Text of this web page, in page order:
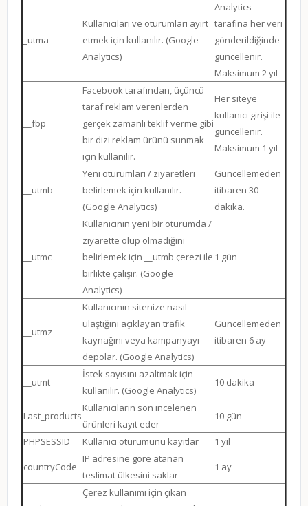
_utma
Kullanıcıları ve oturumları ayırt
etmek için kullanılır. (Google
Analytics)
Analytics
tarafına her veri
gönderildiğinde
güncellenir.
Maksimum 2 yıl
__fbp
Facebook tarafından, üçüncü
taraf reklam verenlerden
gerçek zamanlı teklif verme gibi
bir dizi reklam ürünü sunmak
için kullanılır.
Her siteye
kullanıcı girişi ile
güncellenir.
Maksimum 1 yıl
__utmb
Yeni oturumları / ziyaretleri
belirlemek için kullanılır.
(Google Analytics)
Güncellemeden
itibaren 30
dakika.
__utmc
Kullanıcının yeni bir oturumda /
ziyarette olup olmadığını
belirlemek için __utmb çerezi ile
birlikte çalışır. (Google
Analytics)
1 gün
__utmz
Kullanıcının sitenize nasıl
ulaştığını açıklayan trafik
kaynağını veya kampanyayı
depolar. (Google Analytics)
Güncellemeden
itibaren 6 ay
__utmt
İstek sayısını azaltmak için
kullanılır. (Google Analytics)
10 dakika
Last_products
Kullanıcıların son incelenen
ürünleri kayıt eder
10 gün
PHPSESSID Kullanıcı oturumunu kayıtlar 1 yıl
countryCode
IP adresine göre atanan
teslimat ülkesini saklar
1 ay
Çerez kullanımı için çıkan